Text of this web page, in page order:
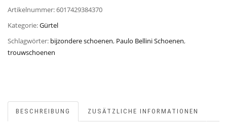
Artikelnummer:6017429384370
Kategorie:Gürtel
Schlagwörter: bijzondere schoenen, Paulo Bellini Schoenen,
trouwschoenen
BESCHREIBUNG ZUSÄTZLICHE INFORMATIONEN